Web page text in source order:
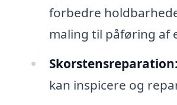
forbedre
maling til påføring af
Skorstensreparation:
kan inspicere og